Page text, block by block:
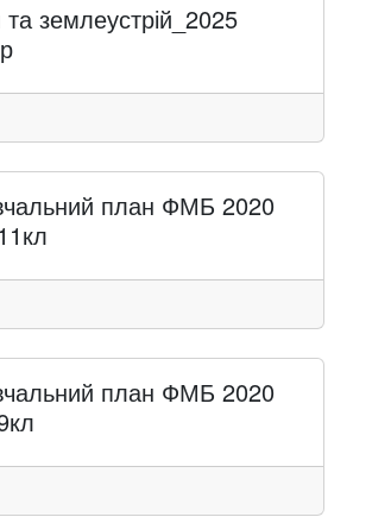
та землеустрій_2025
план ФМБ 2020
план ФМБ 2020